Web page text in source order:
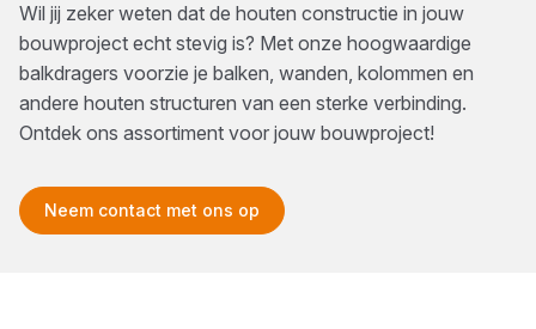
Wil jij zeker weten dat de houten constructie in jouw
bouwproject echt stevig is? Met onze hoogwaardige
balkdragers voorzie je balken, wanden, kolommen en
andere houten structuren van een sterke verbinding.
Ontdek ons assortiment voor jouw bouwproject!
Neem contact met ons op